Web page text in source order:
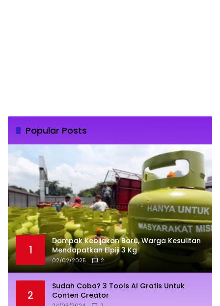
Popular Posts
1
Dampak Kebijakan Baru, Warga Kesulitan
Mendapatkan Elpiji 3 Kg
02/02/2025 2
2
Sudah Coba? 3 Tools AI Gratis Untuk
Conten Creator